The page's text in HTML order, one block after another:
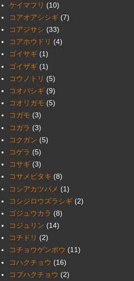
ケイマフリ (10)
コアオアシシギ (7)
コアジサシ (33)
コアホウドリ (4)
ゴイサギ (1)
ゴイザギ (1)
コウノトリ (5)
コオバシギ (9)
コオリガモ (5)
コガモ (3)
コガラ (3)
コクガン (5)
コゲラ (5)
コサギ (3)
コサメビタキ (8)
コシアカツバメ (1)
コシジロウズラシギ (2)
ゴジュウカラ (8)
コジュリン (14)
コチドリ (2)
コチョウゲンボウ (11)
コハクチョウ (16)
コブハクチョウ (2)